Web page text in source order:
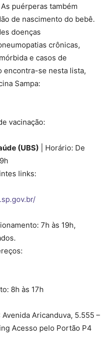
puérperas também
de nascimento do bebê.
doenças
crônicas,
e casos de
encontra-se nesta lista,
Sampa:
vacinação:
(UBS) | Horário: De
links:
7h às 19h,
8h às 17h
Avenida Aricanduva, 5.555 –
Acesso pelo Portão P4